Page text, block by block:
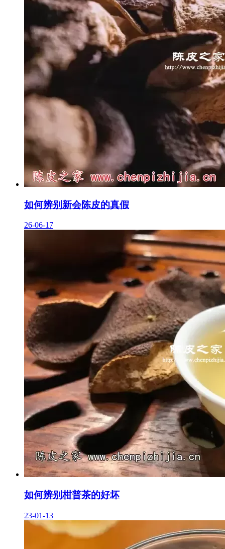
如何辨别新会陈皮的真假
26-06-17
如何辨别柑普茶的好坏
23-01-13